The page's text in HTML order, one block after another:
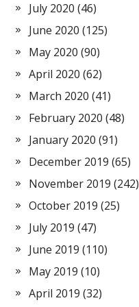
July 2020 (46)
June 2020 (125)
May 2020 (90)
April 2020 (62)
March 2020 (41)
February 2020 (48)
January 2020 (91)
December 2019 (65)
November 2019 (242)
October 2019 (25)
July 2019 (47)
June 2019 (110)
May 2019 (10)
April 2019 (32)